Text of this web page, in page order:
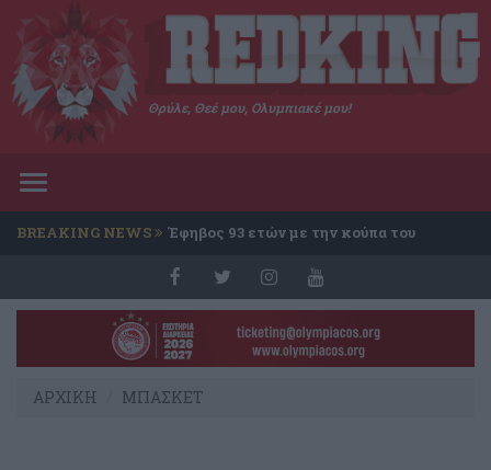
Θρύλε, Θεέ μου, Ολυμπιακέ μου!
Toggle
BREAKING NEWS Έφηβος 93 ετών με την κούπα του
ΑΡΧΙΚΗ ΜΠΑΣΚΕΤ